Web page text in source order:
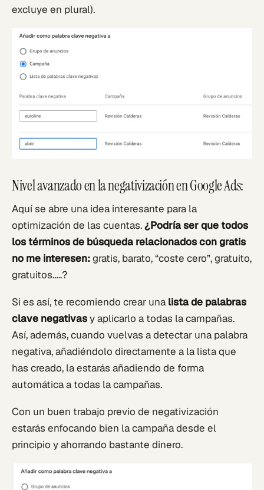
excluye en plural).
Nivel avanzado en la negativización en Google Ads:
Aquí se abre una idea interesante para la
optimización de las cuentas.¿Podría ser que todos
los términos de búsqueda relacionados con gratis
no me interesen:gratis, barato, “coste cero”, gratuito,
gratuitos…..?
Si es así, te recomiendo crear una lista de palabras
clave negativasy aplicarlo a todas la campañas.
Así, además, cuando vuelvas a detectar una palabra
negativa, añadiéndolo directamente a la lista que
has creado, la estarás añadiendo de forma
automática a todas la campañas.
Con un buen trabajo previo de negativización
estarás enfocando bien la campaña desde el
principio y ahorrando bastante dinero.